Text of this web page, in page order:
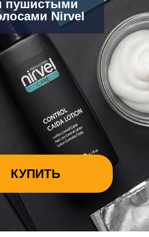
пушистыми
Nirvel
КУПИТЬ